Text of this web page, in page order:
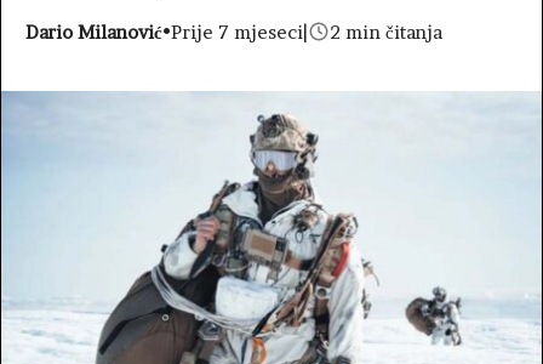
Dario Milanović•Prije 7 mjeseci| 2 min čitanja